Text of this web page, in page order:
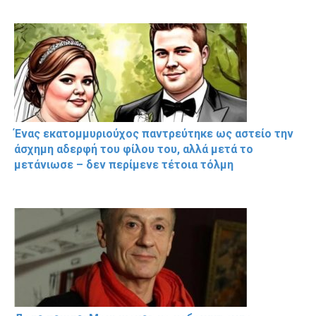
Ένας εκατομμυριούχος παντρεύτηκε ως αστείο την
άσχημη αδερφή του φίλου του, αλλά μετά το
μετάνιωσε – δεν περίμενε τέτοια τόλμη